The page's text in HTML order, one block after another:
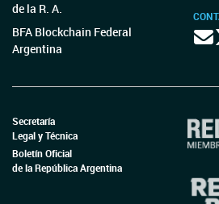
de la R. A.
BFA Blockchain Federal
Argentina
Secretaría
Legal y Técnica
Boletín Oficial
de la República Argentina